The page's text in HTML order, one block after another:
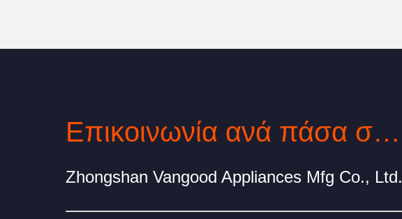
Επικοινωνία ανά πάσα στιγμή
Zhongshan Vangood Appliances Mfg Co., Ltd.